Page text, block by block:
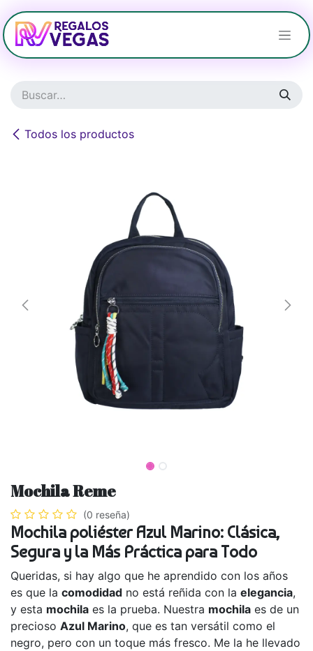
Ir al contenido
Todos los productos
Mochila Reme
(0 reseña)
Mochila poliéster Azul Marino: Clásica,
Segura y la Más Práctica para Todo
Queridas, si hay algo que he aprendido con los años
es que la comodidad no está reñida con la elegancia,
y esta mochila es la prueba. Nuestra mochila es de un
precioso Azul Marino, que es tan versátil como el
negro, pero con un toque más fresco. Me la he llevado